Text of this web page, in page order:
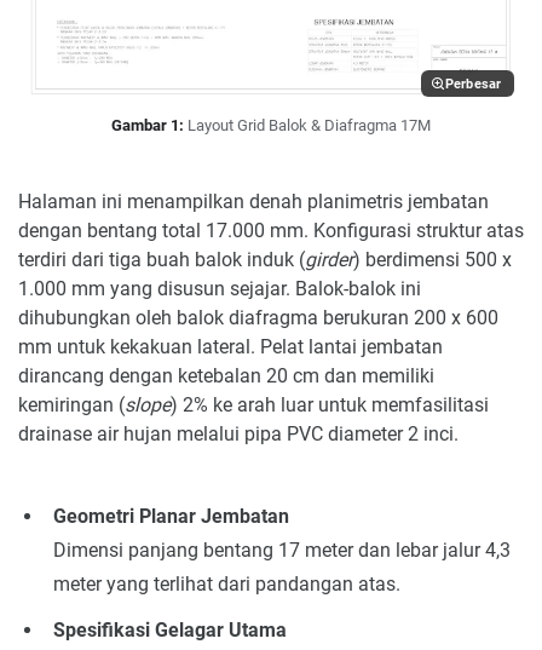
Perbesar
Gambar 1: Layout Grid Balok & Diafragma 17M
Halaman ini menampilkan denah planimetris jembatan
dengan bentang total 17.000 mm. Konfigurasi struktur atas
terdiri dari tiga buah balok induk (girder) berdimensi 500 x
1.000 mm yang disusun sejajar. Balok-balok ini
dihubungkan oleh balok diafragma berukuran 200 x 600
mm untuk kekakuan lateral. Pelat lantai jembatan
dirancang dengan ketebalan 20 cm dan memiliki
kemiringan (slope) 2% ke arah luar untuk memfasilitasi
drainase air hujan melalui pipa PVC diameter 2 inci.
Geometri Planar Jembatan
Dimensi panjang bentang 17 meter dan lebar jalur 4,3
meter yang terlihat dari pandangan atas.
Spesifikasi Gelagar Utama